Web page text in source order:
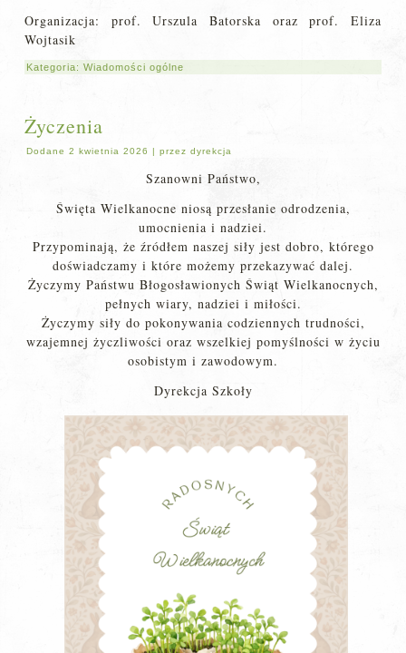
Organizacja: prof. Urszula Batorska oraz prof. Eliza
Wojtasik
Kategoria:Wiadomości ogólne
Życzenia
Dodane 2 kwietnia 2026 |przez dyrekcja
Szanowni Państwo,
Święta Wielkanocne niosą przesłanie odrodzenia,
umocnienia i nadziei.
Przypominają, że źródłem naszej siły jest dobro, którego
doświadczamy i które możemy przekazywać dalej.
Życzymy Państwu Błogosławionych Świąt Wielkanocnych,
pełnych wiary, nadziei i miłości.
Życzymy siły do pokonywania codziennych trudności,
wzajemnej życzliwości oraz wszelkiej pomyślności w życiu
osobistym i zawodowym.
Dyrekcja Szkoły